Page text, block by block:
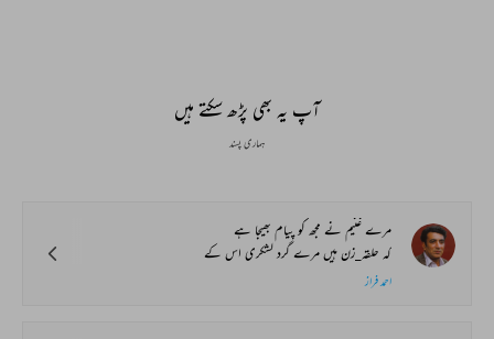
آپ یہ بھی پڑھ سکتے ہیں
ہماری پسند
مرے غنیم نے مجھ کو پیام بھیجا ہے
کہ حلقہ_زن ہیں مرے گرد لشکری اس کے
احمد فراز